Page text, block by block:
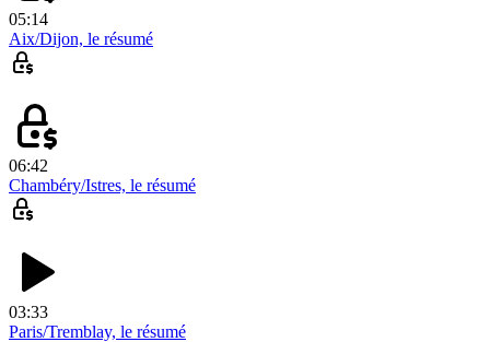
05:14
Aix/Dijon, le résumé
06:42
Chambéry/Istres, le résumé
03:33
Paris/Tremblay, le résumé